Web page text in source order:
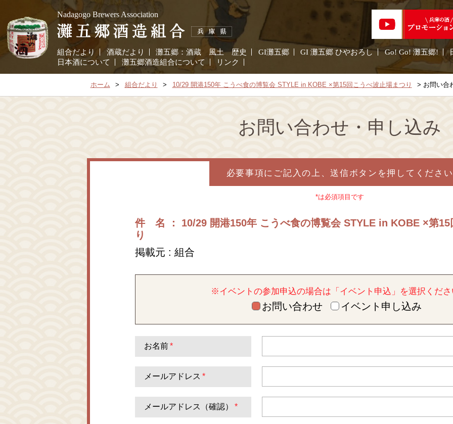
Nadagogo Brewers Association
組合だより 酒蔵だより 灘五郷：酒蔵 風土 歴史 GI灘五郷 GI 灘五郷 ひやおろし Go! Go! 灘五郷!
日本酒について
灘五郷酒造組合について リンク
ホーム 組合だより 10/29 開港150年 こうべ食の博覧会 STYLE in KOBE ×第15回こうべ波止場まつり お問い合
お問い合わせ・申し込み
必要事項にご記入の上、送信ボタンを押してください
*は必須項目です
件 名 ： 10/29 開港150年 こうべ食の博覧会 STYLE in KOBE ×第15
り
掲載元 : 組合
※イベントの参加申込の場合は「イベント申込」を選択くだ
お問い合わせ イベント申し込み
お名前 *
メールアドレス *
メールアドレス（確認） *